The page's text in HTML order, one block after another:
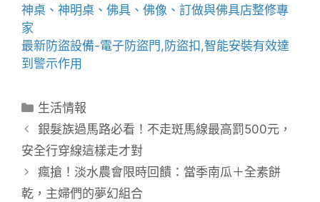
神桌、 神明桌 、 佛具 、佛像、訂做與佛具店整修專
家
最新防盜設備-電子防盜門 ,防盜扣,智能安裝有效達
到警示作用
分
類
生活情報
銀髮族過馬路必看！不走斑馬線最高罰500元，
安全行穿線這樣走才對
瘋搶！淡水農會限時回饋：當季南瓜＋全素餅
乾，主婦們的夢幻組合